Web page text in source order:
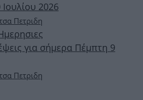
2026
Πετριδη
για σήμερα Πέμπτη 9
Πετριδη